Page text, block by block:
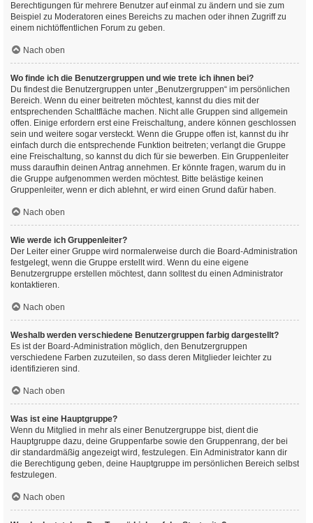
Berechtigungen für mehrere Benutzer auf einmal zu ändern und sie zum
Beispiel zu Moderatoren eines Bereichs zu machen oder ihnen Zugriff zu
einem nichtöffentlichen Forum zu geben.
Nach oben
Wo finde ich die Benutzergruppen und wie trete ich ihnen bei?
Du findest die Benutzergruppen unter „Benutzergruppen“ im persönlichen
Bereich. Wenn du einer beitreten möchtest, kannst du dies mit der
entsprechenden Schaltfläche machen. Nicht alle Gruppen sind allgemein
offen. Einige erfordern erst eine Freischaltung, andere können geschlossen
sein und weitere sogar versteckt. Wenn die Gruppe offen ist, kannst du ihr
einfach durch die entsprechende Funktion beitreten; verlangt die Gruppe
eine Freischaltung, so kannst du dich für sie bewerben. Ein Gruppenleiter
muss daraufhin deinen Antrag annehmen. Er könnte fragen, warum du in
die Gruppe aufgenommen werden möchtest. Bitte belästige keinen
Gruppenleiter, wenn er dich ablehnt, er wird einen Grund dafür haben.
Nach oben
Wie werde ich Gruppenleiter?
Der Leiter einer Gruppe wird normalerweise durch die Board-Administration
festgelegt, wenn die Gruppe erstellt wird. Wenn du eine eigene
Benutzergruppe erstellen möchtest, dann solltest du einen Administrator
kontaktieren.
Nach oben
Weshalb werden verschiedene Benutzergruppen farbig dargestellt?
Es ist der Board-Administration möglich, den Benutzergruppen
verschiedene Farben zuzuteilen, so dass deren Mitglieder leichter zu
identifizieren sind.
Nach oben
Was ist eine Hauptgruppe?
Wenn du Mitglied in mehr als einer Benutzergruppe bist, dient die
Hauptgruppe dazu, deine Gruppenfarbe sowie den Gruppenrang, der bei
dir standardmäßig angezeigt wird, festzulegen. Ein Administrator kann dir
die Berechtigung geben, deine Hauptgruppe im persönlichen Bereich selbst
festzulegen.
Nach oben